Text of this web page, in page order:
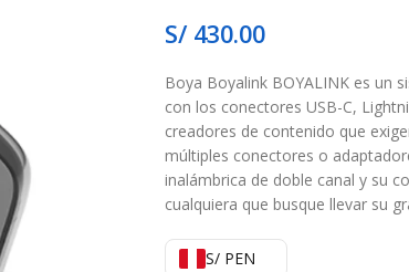
S/430.00
Boya Boyalink BOYALINK es un
con los conectores USB-C,
creadores de contenido que
múltiples conectores o
inalámbrica de doble canal y su
cualquiera que busque llevar su
S/ PEN